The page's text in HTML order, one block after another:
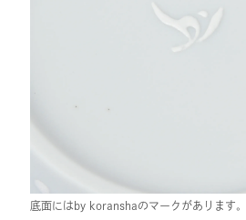
底面にはby koranshaのマークがあります。